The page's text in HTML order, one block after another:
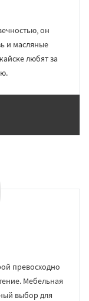
он
и масляные
любят за
превосходно
Мебельная
выбор для